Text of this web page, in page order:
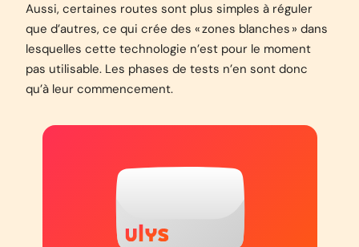
Aussi, certaines routes sont plus simples à réguler
que d’autres, ce qui crée des « zones blanches » dans
lesquelles cette technologie n’est pour le moment
pas utilisable. Les phases de tests n’en sont donc
qu’à leur commencement.